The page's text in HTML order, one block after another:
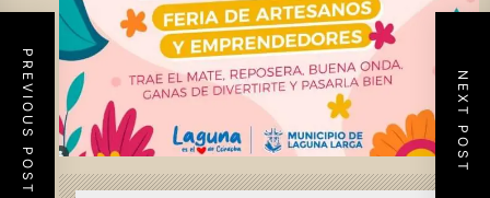
PREVIOUS POST NEXT POST